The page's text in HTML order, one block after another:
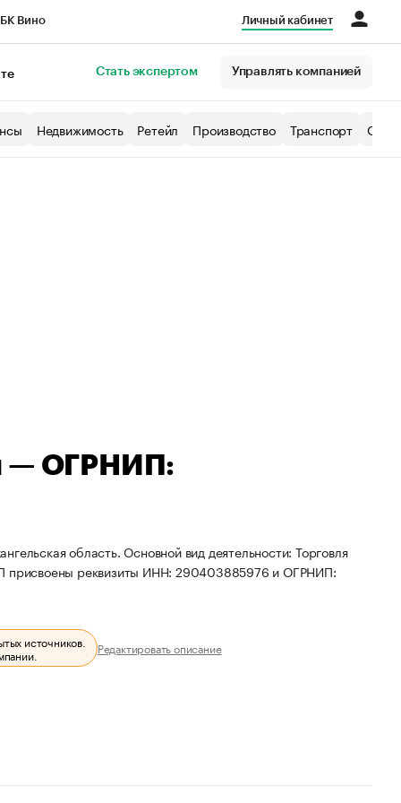
Вино Личный кабинет
Стать экспертом Управлять компанией
Недвижимость Ретейл Производство Транспорт
— ОГРНИП:
область. Основной вид деятельности: Торговля
присвоены реквизиты ИНН: 290403885976 и ОГРНИП:
источников.
Редактировать описание